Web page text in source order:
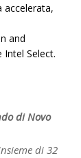
accelerata,
and
Intel Select.
di Novo
di 32